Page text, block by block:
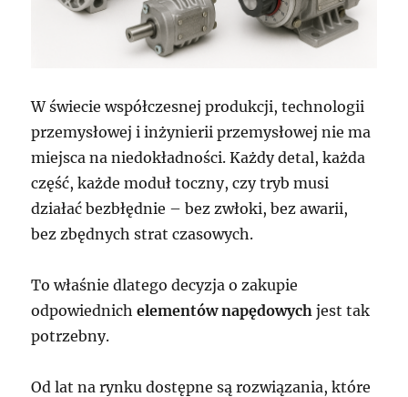
W świecie współczesnej produkcji, technologii
przemysłowej i inżynierii przemysłowej nie ma
miejsca na niedokładności. Każdy detal, każda
część, każde moduł toczny, czy tryb musi
działać bezbłędnie – bez zwłoki, bez awarii,
bez zbędnych strat czasowych.
To właśnie dlatego decyzja o zakupie
odpowiednichelementów napędowych jest tak
potrzebny.
Od lat na rynku dostępne są rozwiązania, które